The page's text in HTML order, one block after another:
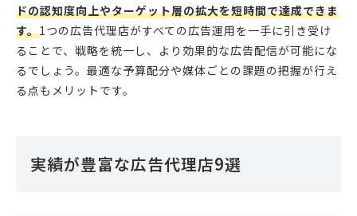
ドの認知度向上やターゲット層の拡大を短時間で達成できま
す。1つの広告代理店がすべての広告運用を一手に引き受け
ることで、戦略を統一し、より効果的な広告配信が可能にな
るでしょう。最適な予算配分や媒体ごとの課題の把握が行え
る点もメリットです。
実績が豊富な広告代理店9選